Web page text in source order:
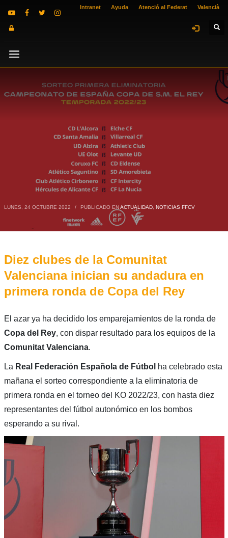
Intranet Ayuda Atenció al Federat Valencià
LUNES, 24 OCTUBRE 2022 / PUBLICADO ENACTUALIDAD, NOTICIAS FFCV
Diez clubes de la Comunitat
Valenciana inician su andadura en
primera ronda de Copa del Rey
El azar ya ha decidido los emparejamientos de la ronda de
Copa del Rey, con dispar resultado para los equipos de la
Comunitat Valenciana.
La Real Federación Española de Fútbol ha celebrado esta
mañana el sorteo correspondiente a la eliminatoria de
primera ronda en el torneo del KO 2022/23, con hasta diez
representantes del fútbol autonómico en los bombos
esperando a su rival.